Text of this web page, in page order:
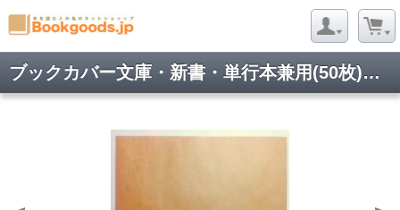
ブックカバー文庫・新書・単行本兼用(50枚)シンプル